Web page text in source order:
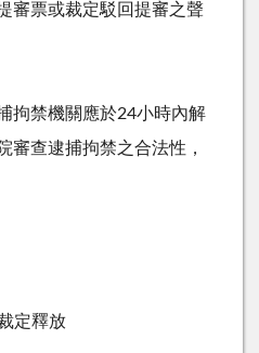
審票或裁定駁回提審之聲
拘禁機關應於24小時內解
審查逮捕拘禁之合法性，
定釋放